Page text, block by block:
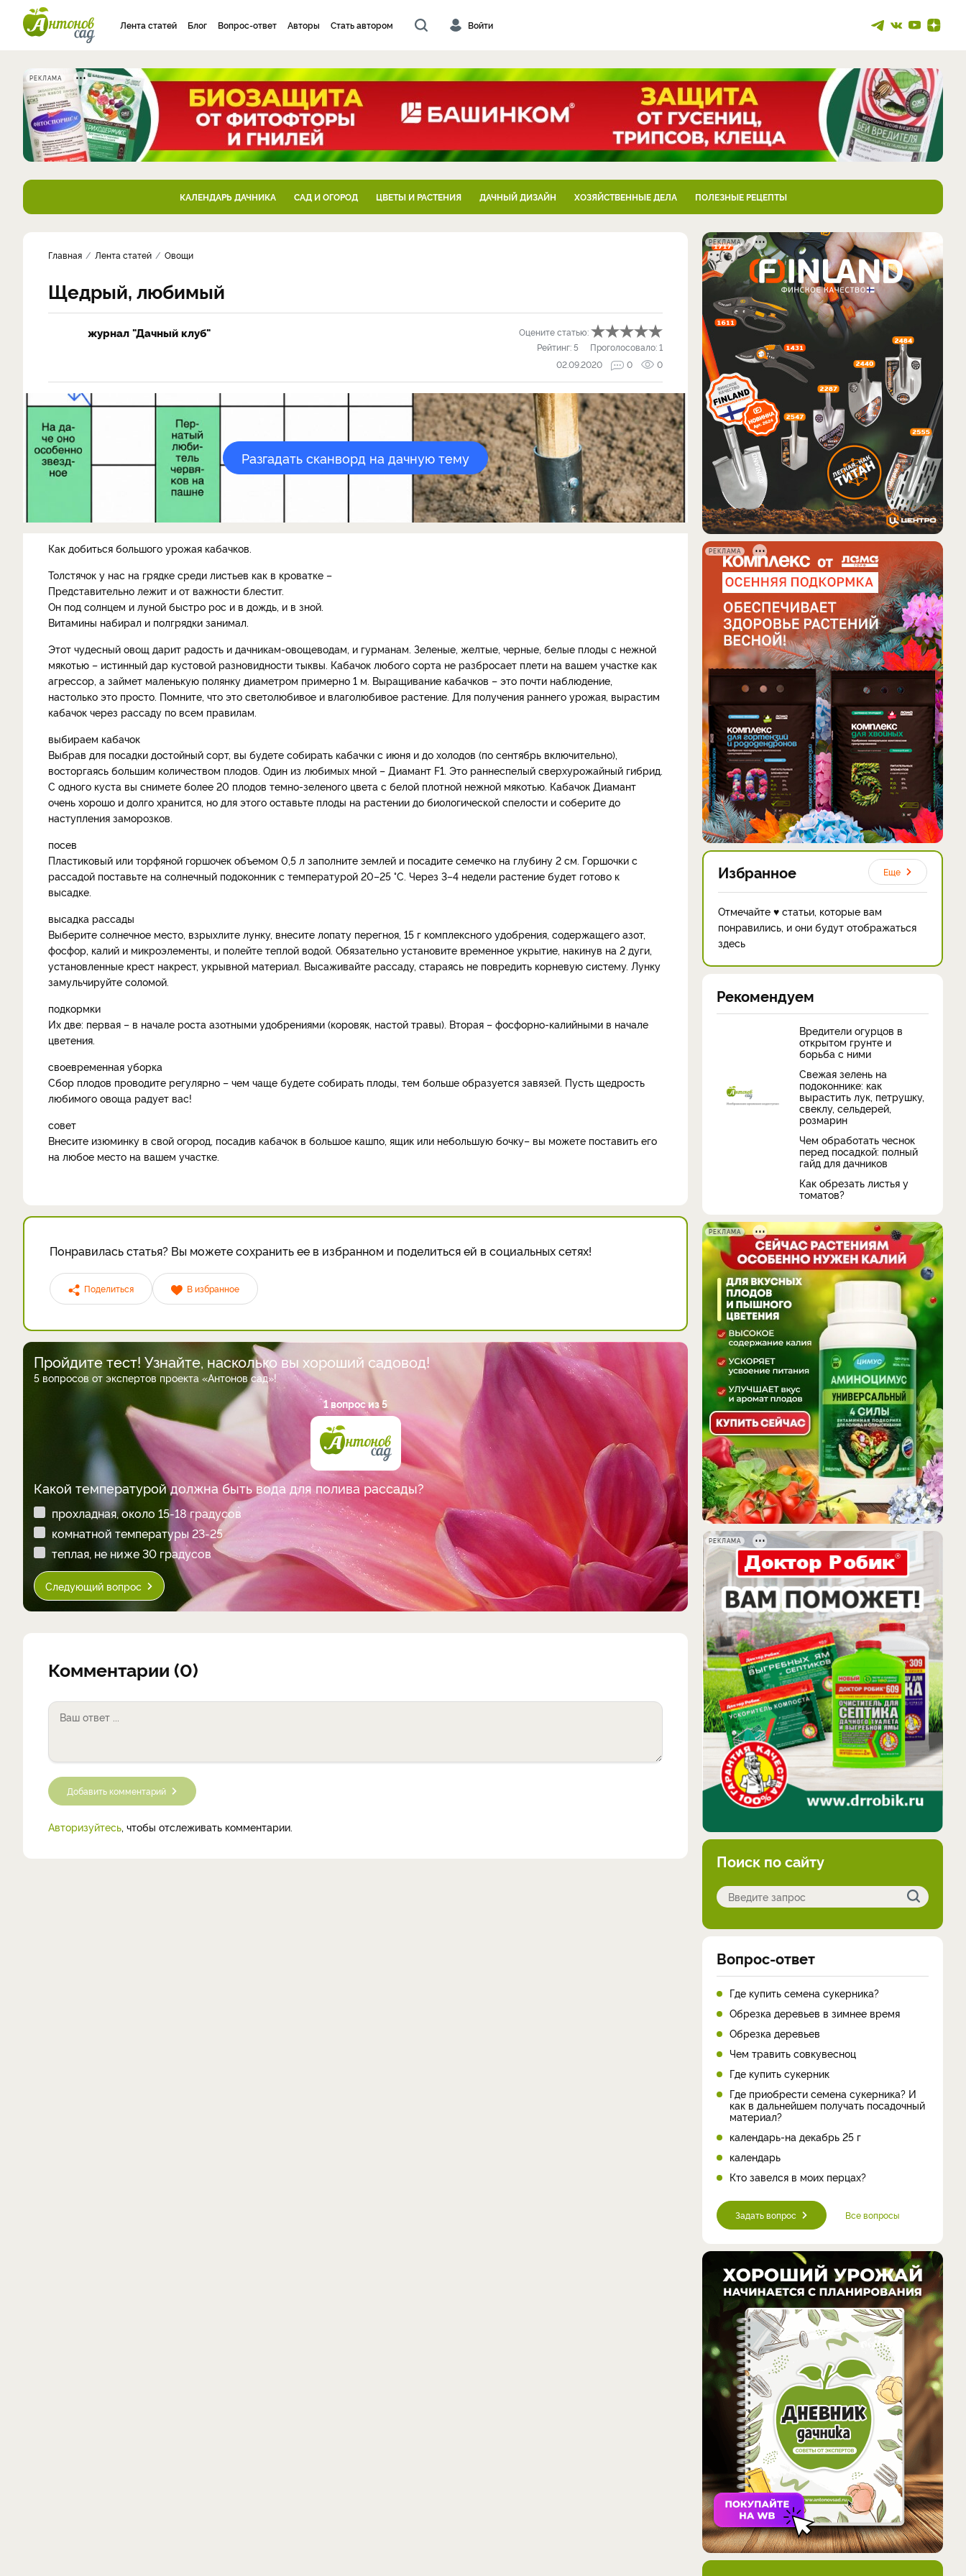
Лента статей Блог Вопрос-ответ Авторы Стать автором Войти
РЕКЛАМА
КАЛЕНДАРЬ ДАЧНИКА САД И ОГОРОД ЦВЕТЫ И РАСТЕНИЯ ДАЧНЫЙ ДИЗАЙН ХОЗЯЙСТВЕННЫЕ ДЕЛА ПОЛЕЗНЫЕ РЕЦЕПТЫ
Главная Лента статей Овощи
Щедрый, любимый
журнал "Дачный клуб"
Оцените статью:
Рейтинг:5 Проголосовало:1
02.09.2020
0 0
Разгадать сканворд на дачную тему
Как добиться большого урожая кабачков.
Толстячок у нас на грядке среди листьев как в кроватке –
Представительно лежит и от важности блестит.
Он под солнцем и луной быстро рос и в дождь, и в зной.
Витамины набирал и полгрядки занимал.
Этот чудесный овощ дарит радость и дачникам-овощеводам, и гурманам. Зеленые, желтые, черные, белые плоды с нежной
мякотью – истинный дар кустовой разновидности тыквы. Кабачок любого сорта не разбросает плети на вашем участке как
агрессор, а займет маленькую полянку диаметром примерно 1 м. Выращивание кабачков – это почти наблюдение,
настолько это просто. Помните, что это светолюбивое и влаголюбивое растение. Для получения раннего урожая, вырастим
кабачок через рассаду по всем правилам.
выбираем кабачок
Выбрав для посадки достойный сорт, вы будете собирать кабачки с июня и до холодов (по сентябрь включительно),
восторгаясь большим количеством плодов. Один из любимых мной – Диамант F1. Это раннеспелый сверхурожайный гибрид.
С одного куста вы снимете более 20 плодов темно-зеленого цвета с белой плотной нежной мякотью. Кабачок Диамант
очень хорошо и долго хранится, но для этого оставьте плоды на растении до биологической спелости и соберите до
наступления заморозков.
посев
Пластиковый или торфяной горшочек объемом 0,5 л заполните землей и посадите семечко на глубину 2 см. Горшочки с
рассадой поставьте на солнечный подоконник с температурой 20–25 °С. Через 3–4 недели растение будет готово к
высадке.
высадка рассады
Выберите солнечное место, взрыхлите лунку, внесите лопату перегноя, 15 г комплексного удобрения, содержащего азот,
фосфор, калий и микроэлементы, и полейте теплой водой. Обязательно установите временное укрытие, накинув на 2 дуги,
установленные крест накрест, укрывной материал. Высаживайте рассаду, стараясь не повредить корневую систему. Лунку
замульчируйте соломой.
подкормки
Их две: первая – в начале роста азотными удобрениями (коровяк, настой травы). Вторая – фосфорно-калийными в начале
цветения.
своевременная уборка
Сбор плодов проводите регулярно – чем чаще будете собирать плоды, тем больше образуется завязей. Пусть щедрость
любимого овоща радует вас!
совет
Внесите изюминку в свой огород, посадив кабачок в большое кашпо, ящик или небольшую бочку– вы можете поставить его
на любое место на вашем участке.
Понравилась статья? Вы можете сохранить ее в избранном и поделиться ей в социальных сетях!
Поделиться В избранное
Пройдите тест! Узнайте, насколько вы хороший садовод!
5 вопросов от экспертов проекта «Антонов сад»!
1 вопрос из 5
Какой температурой должна быть вода для полива рассады?
прохладная, около 15-18 градусов
комнатной температуры 23-25
теплая, не ниже 30 градусов
Следующий вопрос
Комментарии (0)
Добавить комментарий
Авторизуйтесь, чтобы отслеживать комментарии.
РЕКЛАМА
РЕКЛАМА
Избранное Еще
Отмечайте ♥ статьи, которые вам
понравились, и они будут отображаться
здесь
Рекомендуем
Вредители огурцов в
открытом грунте и
борьба с ними
Свежая зелень на
подоконнике: как
вырастить лук, петрушку,
свеклу, сельдерей,
розмарин
Чем обработать чеснок
перед посадкой: полный
гайд для дачников
Как обрезать листья у
томатов?
РЕКЛАМА
РЕКЛАМА
Поиск по сайту
Вопрос-ответ
Где купить семена сукерника?
Обрезка деревьев в зимнее время
Обрезка деревьев
Чем травить совкувесноц
Где купить сукерник
Где приобрести семена сукерника? И
как в дальнейшем получать посадочный
материал?
календарь-на декабрь 25 г
календарь
Кто завелся в моих перцах?
Задать вопрос Все вопросы